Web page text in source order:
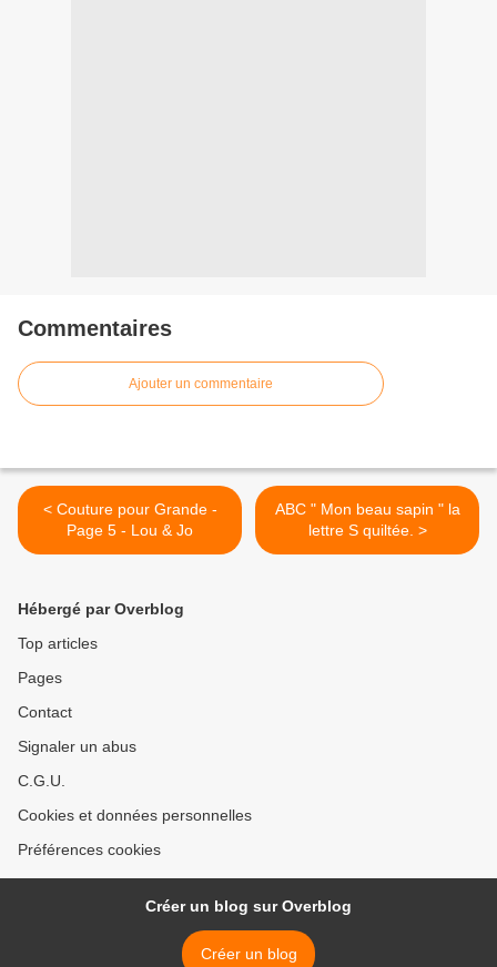
Commentaires
Ajouter un commentaire
< Couture pour Grande -
Page 5 - Lou & Jo
ABC " Mon beau sapin " la
lettre S quiltée. >
Hébergé par Overblog
Top articles
Pages
Contact
Signaler un abus
C.G.U.
Cookies et données personnelles
Préférences cookies
Créer un blog sur Overblog
Créer un blog